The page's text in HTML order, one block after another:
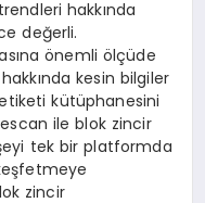
hakkında
değerli.
önemli ölçüde
kesin bilgiler
kütüphanesini
ile blok zincir
tek bir platformda
zincir